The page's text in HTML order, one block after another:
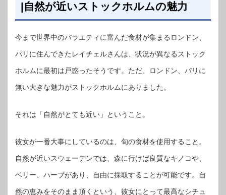
|自然が近いストックホルムの魅力
今まで世界中のバラエティに富んだ食材が集まるロンドン、
パリに住んできたレイチェルさんは、状況が異なるストック
ホルムに最初は戸惑ったそうです。ただ、ロンドン、パリに
無い大きな魅力がストックホルムにありました。
それは「自然がとても近い」ということ。
彼女が一番大事にしているのは、旬の食材を使用すること。
自然が近いスウェーデンでは、森に行けば良質なキノコや、
ベリー、ハーブがあり、自由に採取することが可能です。自
然の恵みをそのまま頂くという、彼女にとって最高なシチュ